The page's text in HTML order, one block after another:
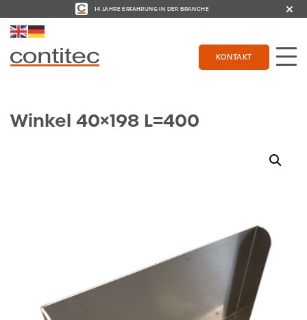
14 JAHRE ERFAHRUNG IN DER BRANCHE
KONTAKT
Winkel 40×198 L=400